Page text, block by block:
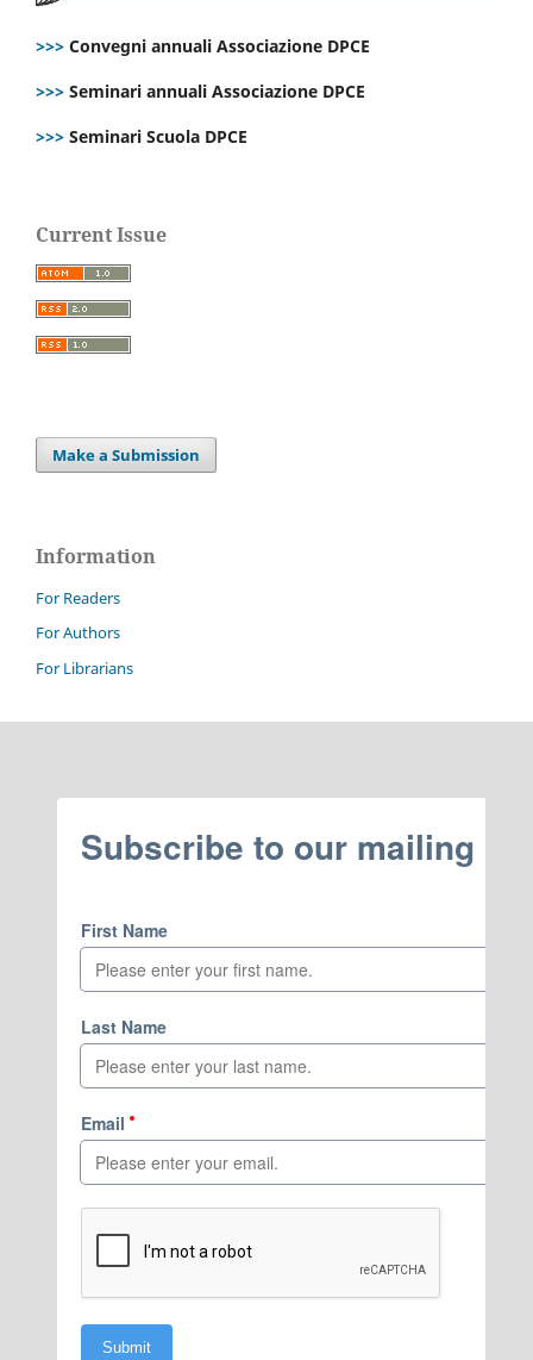
>>> Convegni annuali Associazione DPCE
>>> Seminari annuali Associazione DPCE
>>> Seminari Scuola DPCE
Current Issue
Make a Submission
Information
For Readers
For Authors
For Librarians